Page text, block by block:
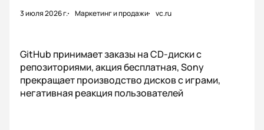
3 июля 2026 г. Маркетинг и продажи vc.ru
GitHub принимает заказы на CD-диски с
репозиториями, акция бесплатная, Sony
прекращает производство дисков с играми,
негативная реакция пользователей